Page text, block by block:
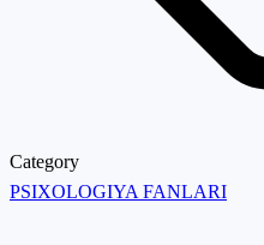
Category
PSIXOLOGIYA FANLARI